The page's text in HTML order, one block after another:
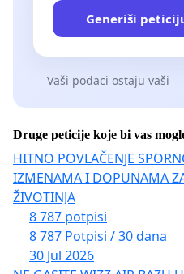
Generiši
Vaši podaci ostaju vaši
Druge peticije koje bi vas
HITNO POVLAČENJE
IZMENAMA I DOPUNAMA
ŽIVOTINJA
8 787 potpisi
8 787 Potpisi / 30 dana
30 Jul 2026